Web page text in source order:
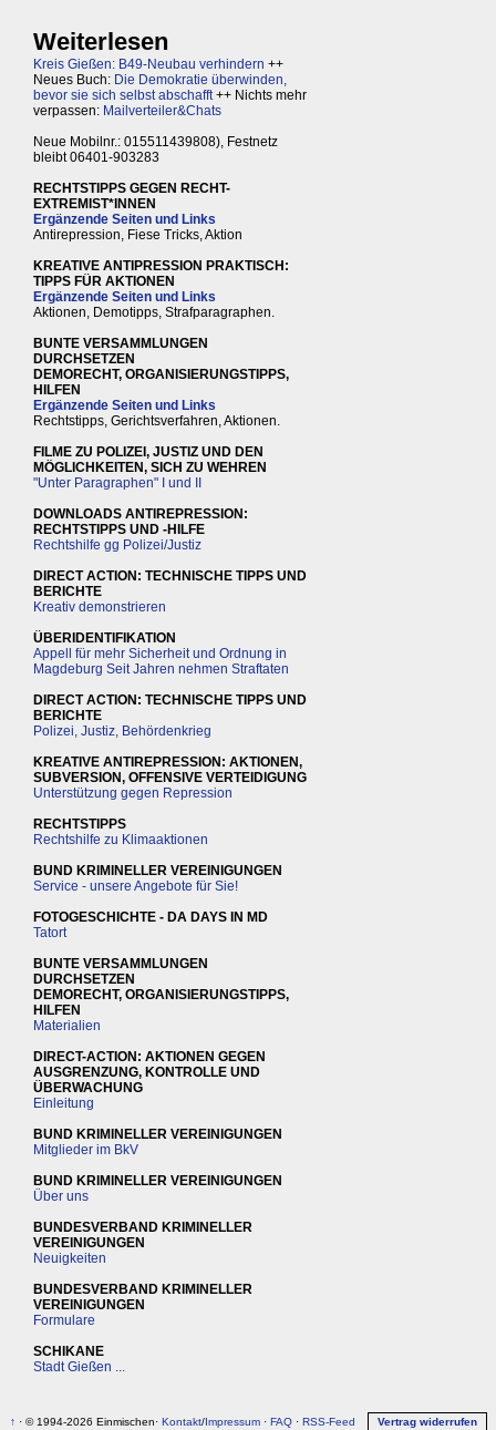
Weiterlesen
Kreis Gießen: B49-Neubau verhindern ++
Neues Buch: Die Demokratie überwinden,
bevor sie sich selbst abschafft++ Nichts mehr
verpassen: Mailverteiler&Chats
Neue Mobilnr.: 015511439808), Festnetz
bleibt 06401-903283
RECHTSTIPPS GEGEN RECHT-
EXTREMIST*INNEN
Ergänzende Seiten und Links
Antirepression, Fiese Tricks, Aktion
KREATIVE ANTIPRESSION PRAKTISCH:
TIPPS FÜR AKTIONEN
Ergänzende Seiten und Links
Aktionen, Demotipps, Strafparagraphen.
BUNTE VERSAMMLUNGEN
DURCHSETZEN
DEMORECHT, ORGANISIERUNGSTIPPS,
HILFEN
Ergänzende Seiten und Links
Rechtstipps, Gerichtsverfahren, Aktionen.
FILME ZU POLIZEI, JUSTIZ UND DEN
MÖGLICHKEITEN, SICH ZU WEHREN
"Unter Paragraphen" I und II
DOWNLOADS ANTIREPRESSION:
RECHTSTIPPS UND -HILFE
Rechtshilfe gg Polizei/Justiz
DIRECT ACTION: TECHNISCHE TIPPS UND
BERICHTE
Kreativ demonstrieren
ÜBERIDENTIFIKATION
Appell für mehr Sicherheit und Ordnung in
Magdeburg Seit Jahren nehmen Straftaten
DIRECT ACTION: TECHNISCHE TIPPS UND
BERICHTE
Polizei, Justiz, Behördenkrieg
KREATIVE ANTIREPRESSION: AKTIONEN,
SUBVERSION, OFFENSIVE VERTEIDIGUNG
Unterstützung gegen Repression
RECHTSTIPPS
Rechtshilfe zu Klimaaktionen
BUND KRIMINELLER VEREINIGUNGEN
Service - unsere Angebote für Sie!
FOTOGESCHICHTE - DA DAYS IN MD
Tatort
BUNTE VERSAMMLUNGEN
DURCHSETZEN
DEMORECHT, ORGANISIERUNGSTIPPS,
HILFEN
Materialien
DIRECT-ACTION: AKTIONEN GEGEN
AUSGRENZUNG, KONTROLLE UND
ÜBERWACHUNG
Einleitung
BUND KRIMINELLER VEREINIGUNGEN
Mitglieder im BkV
BUND KRIMINELLER VEREINIGUNGEN
Über uns
BUNDESVERBAND KRIMINELLER
VEREINIGUNGEN
Neuigkeiten
BUNDESVERBAND KRIMINELLER
VEREINIGUNGEN
Formulare
SCHIKANE
Stadt Gießen ...
↑ · © 1994-2026 Einmischen· Kontakt/Impressum· FAQ· RSS-Feed Vertrag widerrufen